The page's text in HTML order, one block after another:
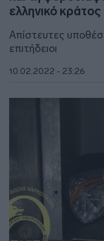
ελληνικό κράτος
Απίστευτες
επιτήδειοι
10.02.2022 - 23:26